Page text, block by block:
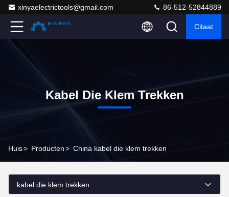
xinyaelectrictools@gmail.com 86-512-52844889
Citaat
Kabel Die Klem Trekken
Huis> Producten> China kabel die klem trekken
kabel die klem trekken